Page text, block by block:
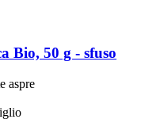
Bio, 50 g -​ sfuso
aspre